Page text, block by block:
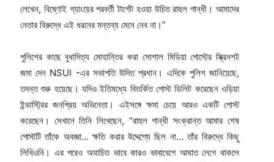
লেখেন, বিষ্ণোই গ্যাংয়ের পরবর্তী টার্গেট হওয়া উচিত রাহুল গান্ধী। আমাদের
নেতার বিরুদ্ধে এই ধরনের মন্তব্য মেনে নেব না।”
পুলিশের কাছে বুধাদিত্য মোহান্তির করা সোশাল মিডিয়া পোস্টের স্ক্রিনশট
জমা দেন NSUI -এর সভাপতি উদিত প্রধান। এদিকে পুলিশ জানিয়েছে,
তদন্ত শুরু হয়েছে। যদিও ইতিমধ্যে বিতর্কিত পোস্ট ডিলিট করেছেন ওড়িয়া
ইন্ডাস্ট্রির জনপ্রিয় অভিনেতা। এইসঙ্গে ক্ষমা চেয়ে আরও একটি পোস্ট
করেছেন। সেখানে তিনি লিখেছেন, “রাহুল গান্ধী সংক্রান্ত আমার শেষ
পোস্টটি তাঁকে অবজ্ঞা… ক্ষতি করার উদ্দেশ্যে ছিল না… তাঁর বিরুদ্ধে কিছু
লিখিওনি। এর পরেও অযাচিত ভাবে কারও ভাবাবেগে আঘাত লেগে থাকলে